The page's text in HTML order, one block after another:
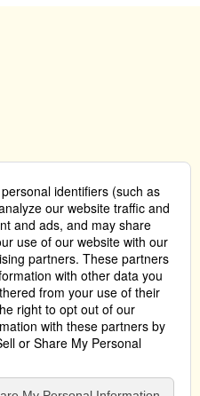
閲覧方法
掲載規約
クッキーポリシー
掲載方法のご案内